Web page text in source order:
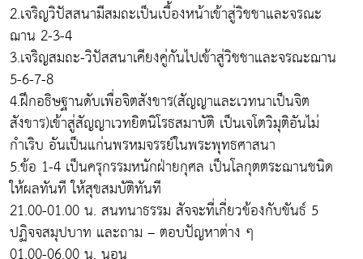
2.เจริญวิปัสสนามีสมถะเป็นเบื้องหน้าเข้าสู่วิชชาและจรณะ
ฌาน 2-3-4
3.เจริญสมถะ-วิปัสสนาเคียงคู่กันไปเข้าสู่วิชชาและจรณะฌาน
5-6-7-8
4.ฝึกอธิษฐานดับเพื่อจิตสังขาร(สัญญาและเวทนาเป็นจิต
สังขาร)เข้าสู่สัญญาเวทยิตนิโรธสมาบัติ เป็นเจโตวิมุติอันไม่
กำเริบ อันเป็นแก่นพรหมจรรย์ในพระพุทธศาสนา
5.ข้อ 1-4 เป็นครุกรรมหนักฝ่ายกุศล เป็นโลกุตตระฌานชนิด
ให้ผลทันที ให้สุขสมบัติทันที
21.00-01.00 น. สนทนาธรรม สัจจะที่เกี่ยวข้องกับขันธ์ 5
ปฏิจจสมุปบาท และถาม – ตอบปัญหาต่าง ๆ